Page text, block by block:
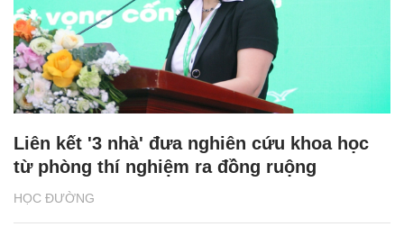
HỌC ĐƯỜNG
Liên kết '3 nhà' đưa nghiên cứu khoa học
từ phòng thí nghiệm ra đồng ruộng